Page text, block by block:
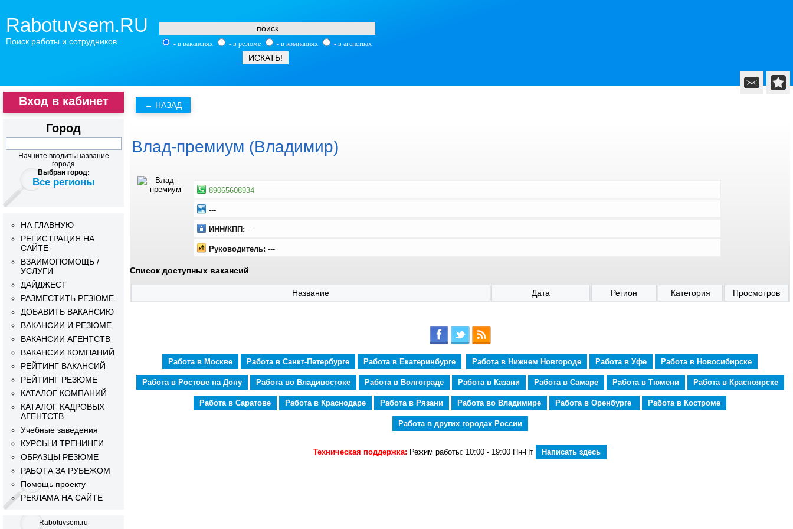
Rabotuvsem.RU
Поиск работы и сотрудников - в вакансиях - в резюме - в компаниях - в агенствах
Влад-премиум (Владимир)
89065608934
---
ИНН/КПП: ---
Руководитель: ---
Список доступных вакансий
Название Дата Регион Категория Просмотров
Работа в Москве Работа в Санкт-Петербурге Работа в Екатеринбурге Работа в Нижнем Новгороде Работа в Уфе Работа в Новосибирске
Работа в Ростове на Дону Работа во Владивостоке Работа в Волгограде Работа в Казани Работа в Самаре Работа в Тюмени Работа в Красноярске
Работа в Саратове Работа в Краснодаре Работа в Рязани Работа во Владимире Работа в Оренбурге Работа в Костроме
Работа в других городах России
Техническая поддержка: Режим работы: 10:00 - 19:00 Пн-Пт Написать здесь
Вход в кабинет
Город
Начните вводить название
города
Выбран город:
Все регионы
НА ГЛАВНУЮ
РЕГИСТРАЦИЯ НА
САЙТЕ
ВЗАИМОПОМОЩЬ /
УСЛУГИ
ДАЙДЖЕСТ
РАЗМЕСТИТЬ РЕЗЮМЕ
ДОБАВИТЬ ВАКАНСИЮ
ВАКАНСИИ И РЕЗЮМЕ
ВАКАНСИИ АГЕНТСТВ
ВАКАНСИИ КОМПАНИЙ
РЕЙТИНГ ВАКАНСИЙ
РЕЙТИНГ РЕЗЮМЕ
КАТАЛОГ КОМПАНИЙ
КАТАЛОГ КАДРОВЫХ
АГЕНТСТВ
Учебные заведения
КУРСЫ И ТРЕНИНГИ
ОБРАЗЦЫ РЕЗЮМЕ
РАБОТА ЗА РУБЕЖОМ
Помощь проекту
РЕКЛАМА НА САЙТЕ
Rabotuvsem.ru